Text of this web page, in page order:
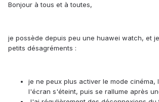
Bonjour à tous et à toutes,
je possède depuis peu une huawei watch, et
petits désagréments :
je ne peux plus activer le mode cinéma,
l'écran s'éteint, puis se rallume après